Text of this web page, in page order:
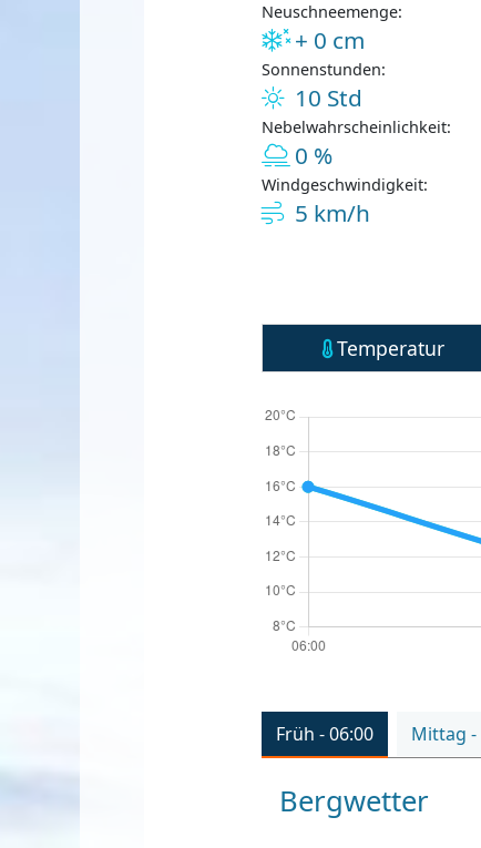
Neuschneemenge:
+ 0 cm
Sonnenstunden:
10 Std
Nebelwahrscheinlichkeit:
0 %
Windgeschwindigkeit:
5 km/h
Temperatur
Früh - 06:00 Mittag -
Bergwetter